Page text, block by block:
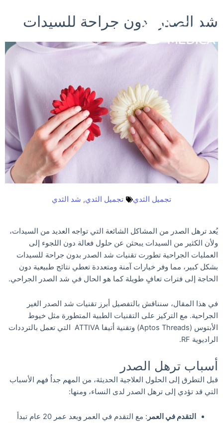
إلى
المحتوى
شد الصدر بدون جراحة للسيدات
تجميل الثدي تجميل الثدي, شد الثدي
يُعد ترهل الصدر من المشاكل الشائعة التي تواجه العديد من السيدات،
ولأن الكثير من السيدات يبحثن عن حلول فعالة دون اللجوء إلى
العمليات الجراحية تطورت تقنيات شد الصدر بدون جراحة للسيدات
بشكل كبير، مما وفر خيارات آمنة ومتعددة تعطي نتائج طبيعية دون
الحاجة إلى فترات تعافٍ طويلة كما هو الحال في شد الصدر الجراحي.
في هذا المقال، سنناقش بالتفصيل أبرز تقنيات شد الصدر الغير
الجراحية. مع التركيز على التقنيات الطبية المتطورة مثل خيوط
الأبتوس (Aptos Threads) وتقنية أتيفا ATTIVA التي تعمل بالترددات
الراديوية RF.
أسباب ترهل الصدر
قبل التطرق إلى الحلول العلاجية الحديثة، من المهم جداُ فهم الأسباب
التي قد تؤدي إلى ترهل الصدر لدى النساء، ومنها:
التقدم في العمر
: مع التقدم في العمر وبعد عمر 20 عام تبدأ